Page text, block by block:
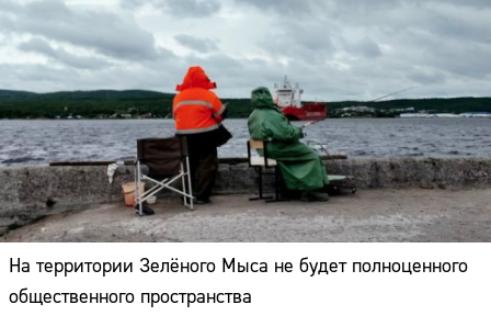
На территории Зелёного Мыса не будет полноценного
общественного пространства